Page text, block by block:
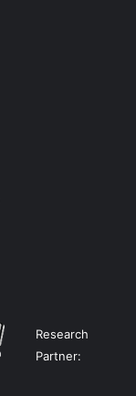
Research
Partner: